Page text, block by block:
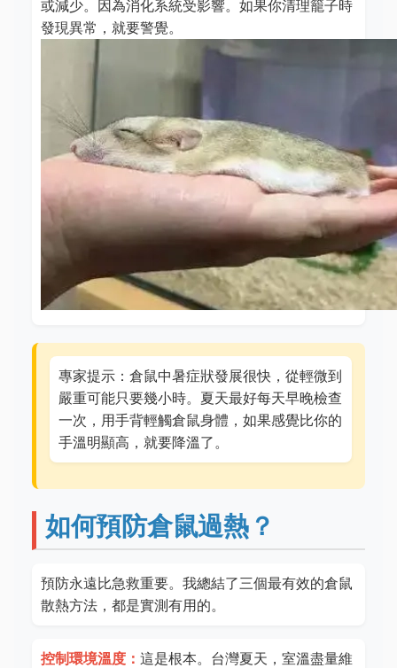
或減少。因為消化系統受影響。如果你清理籠子時
發現異常，就要警覺。
專家提示：倉鼠中暑症狀發展很快，從輕微到
嚴重可能只要幾小時。夏天最好每天早晚檢查
一次，用手背輕觸倉鼠身體，如果感覺比你的
手溫明顯高，就要降溫了。
如何預防倉鼠過熱？
預防永遠比急救重要。我總結了三個最有效的倉鼠
散熱方法，都是實測有用的。
控制環境溫度： 這是根本。台灣夏天，室溫盡量維